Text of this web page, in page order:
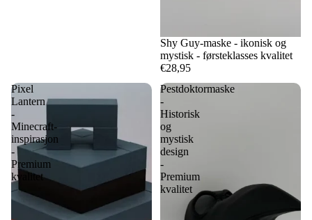
Shy Guy-maske - ikonisk og
mystisk - førsteklasses kvalitet
€28,95
Pixel
Lantern
-
Minecraft-
inspirasjon
-
Premium
kvalitet
Pestdoktormaske
-
Historisk
og
mystisk
design
-
Premium
kvalitet